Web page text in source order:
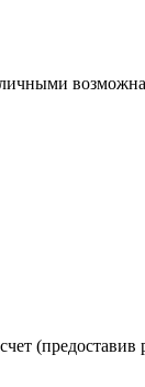
возможна